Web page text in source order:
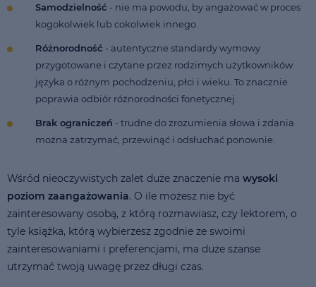
Samodzielność - nie ma powodu, by angażować w proces
kogokolwiek lub cokolwiek innego.
Różnorodność - autentyczne standardy wymowy
przygotowane i czytane przez rodzimych użytkowników
języka o różnym pochodzeniu, płci i wieku. To znacznie
poprawia odbiór różnorodności fonetycznej.
Brak ograniczeń - trudne do zrozumienia słowa i zdania
można zatrzymać, przewinąć i odsłuchać ponownie.
Wśród nieoczywistych zalet duże znaczenie ma wysoki
poziom zaangażowania. O ile możesz nie być
zainteresowany osobą, z którą rozmawiasz, czy lektorem, o
tyle książka, którą wybierzesz zgodnie ze swoimi
zainteresowaniami i preferencjami, ma duże szanse
utrzymać twoją uwagę przez długi czas.